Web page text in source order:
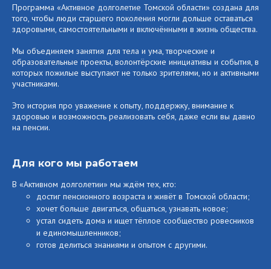
Программа «Активное долголетие Томской области» создана для
того, чтобы люди старшего поколения могли дольше оставаться
здоровыми, самостоятельными и включёнными в жизнь общества.
Мы объединяем занятия для тела и ума, творческие и
образовательные проекты, волонтёрские инициативы и события, в
которых пожилые выступают не только зрителями, но и активными
участниками.
Это история про уважение к опыту, поддержку, внимание к
здоровью и возможность реализовать себя, даже если вы давно
на пенсии.
Для кого мы работаем
В «Активном долголетии» мы ждём тех, кто:
достиг пенсионного возраста и живёт в Томской области;
хочет больше двигаться, общаться, узнавать новое;
устал сидеть дома и ищет тёплое сообщество ровесников
и единомышленников;
готов делиться знаниями и опытом с другими.